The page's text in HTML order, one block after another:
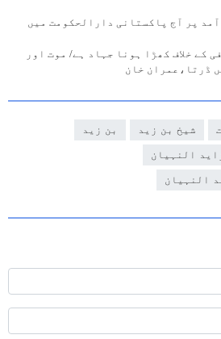
پر آج پاکستانی دارالحکومت میں
کے خلاف کھڑا ہونا جہاد ہے/ موت اور
ڈرتا،عمران خان
شیخ بن زید بن زید
النہیان
النہیان